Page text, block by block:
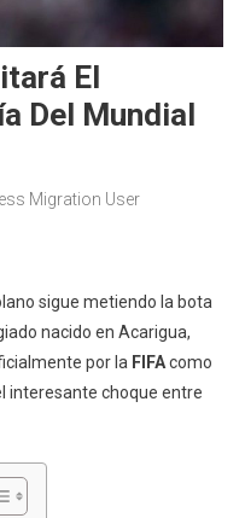
El
Del Mundial
Migration User
sigue metiendo la bota
nacido en Acarigua,
por la FIFAcomo
interesante choque entre